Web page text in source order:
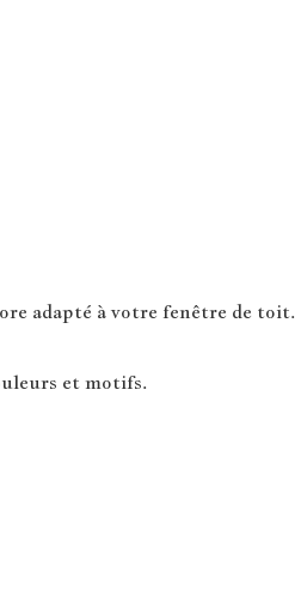
adapté à votre fenêtre de toit.
et motifs.